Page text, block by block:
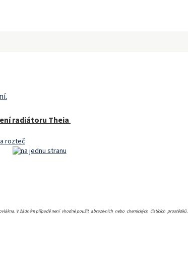
radiátoru Theia
V žádném případě není vhodné použít abrazivních nebo chemických čistících prostědků.